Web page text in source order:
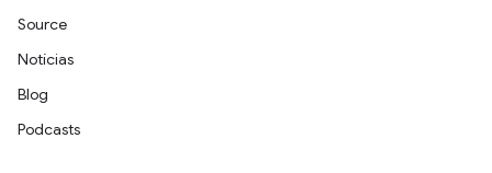
Source
Notícias
Blog
Podcasts